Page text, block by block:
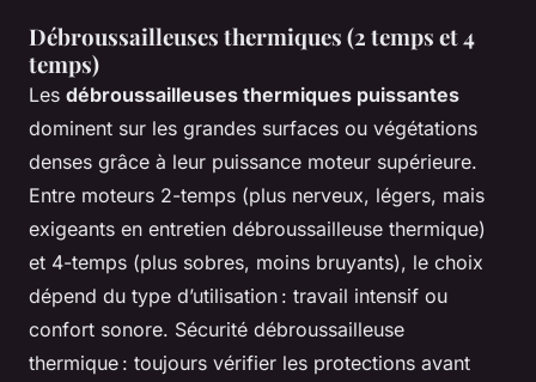
Débroussailleuses thermiques (2 temps et 4
temps)
Les débroussailleuses thermiques puissantes
dominent sur les grandes surfaces ou végétations
denses grâce à leur puissance moteur supérieure.
Entre moteurs 2-temps (plus nerveux, légers, mais
exigeants en entretien débroussailleuse thermique)
et 4-temps (plus sobres, moins bruyants), le choix
dépend du type d’utilisation : travail intensif ou
confort sonore. Sécurité débroussailleuse
thermique : toujours vérifier les protections avant